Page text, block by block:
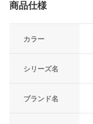
商品仕様
カラー
シリーズ名
ブランド名